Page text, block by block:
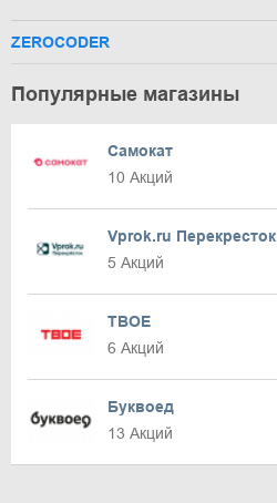
ZEROCODER
Популярные магазины
Самокат
10 Акций
Vprok.ru Перекресток
5 Акций
ТВОЕ
6 Акций
Буквоед
13 Акций